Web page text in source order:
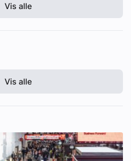
Vis alle
Vis alle